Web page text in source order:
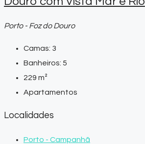
Porto - Foz do Douro
Camas: 3
Banheiros: 5
229 m²
Apartamentos
Localidades
Porto - Campanhã